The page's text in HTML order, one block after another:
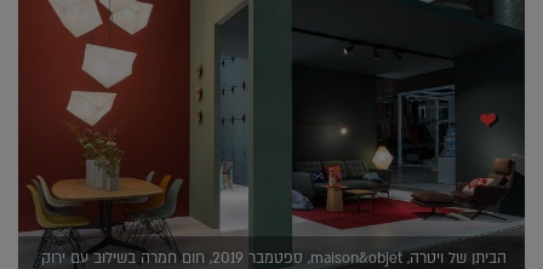
הביתן של ויטרה, maison&objet, ספטמבר 2019, חום חמרה בשילוב עם ירוק